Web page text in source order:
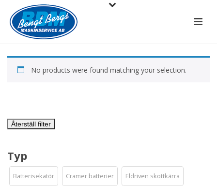
No products were found matching your selection.
Återställ filter
Typ
Batterisekatör Cramer batterier Eldriven skottkärra